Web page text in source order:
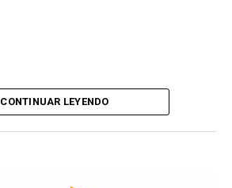
CONTINUAR LEYENDO